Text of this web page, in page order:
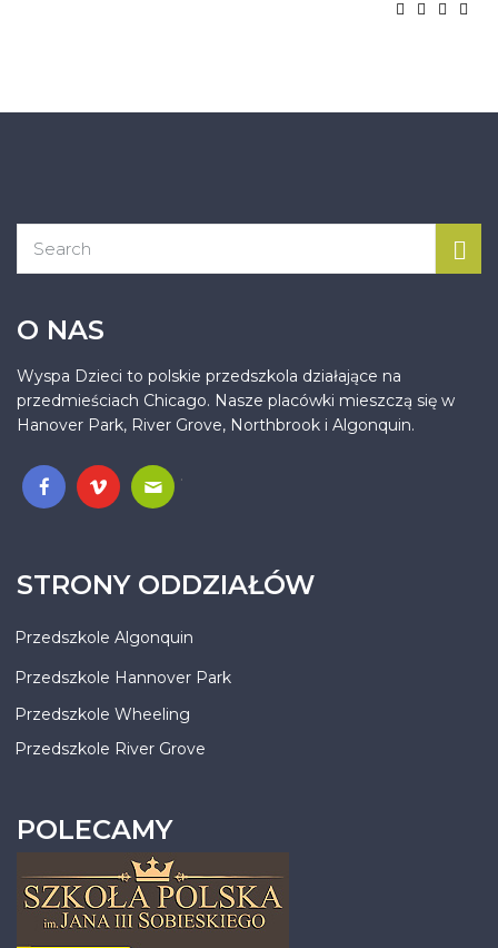
O NAS
Wyspa Dzieci to polskie przedszkola działające na
przedmieściach Chicago. Nasze placówki mieszczą się w
Hanover Park, River Grove, Northbrook i Algonquin.
.
STRONY ODDZIAŁÓW
Przedszkole Algonquin
Przedszkole Hannover Park
Przedszkole Wheeling
Przedszkole River Grove
POLECAMY